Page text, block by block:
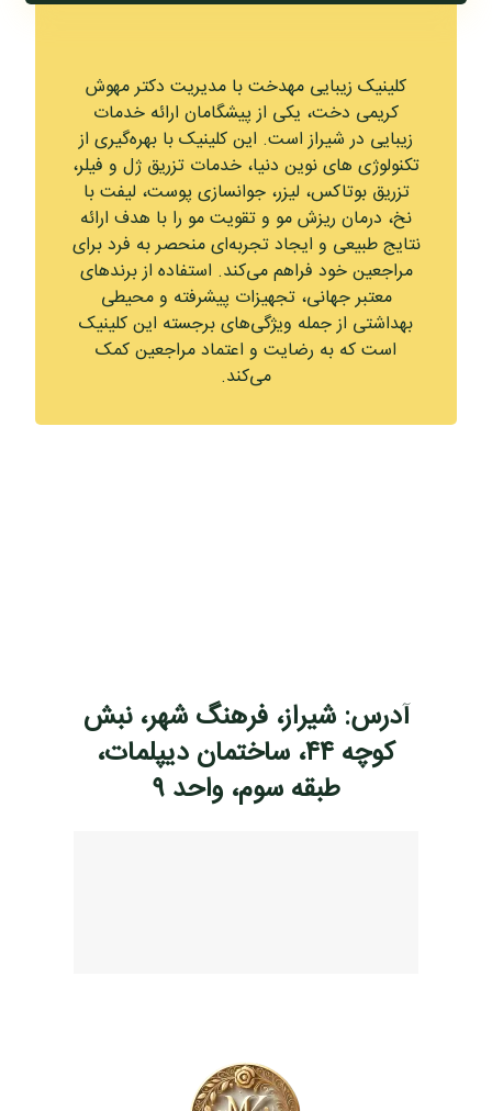
کلینیک زیبایی مهدخت با مدیریت دکتر مهوش
کریمی دخت، یکی از پیشگامان ارائه خدمات
زیبایی در شیراز است. این کلینیک با بهره‌گیری از
تکنولوژی‌ های نوین دنیا، خدمات تزریق ژل و فیلر،
تزریق بوتاکس، لیزر، جوانسازی پوست، لیفت با
نخ، درمان ریزش مو و تقویت مو را با هدف ارائه
نتایج طبیعی و ایجاد تجربه‌ای منحصر به فرد برای
مراجعین خود فراهم می‌کند. استفاده از برندهای
معتبر جهانی، تجهیزات پیشرفته و محیطی
بهداشتی از جمله ویژگی‌های برجسته این کلینیک
است که به رضایت و اعتماد مراجعین کمک
می‌کند.
آدرس: شیراز، فرهنگ شهر، نبش
کوچه ۴۴، ساختمان دیپلمات،
طبقه سوم، واحد ۹